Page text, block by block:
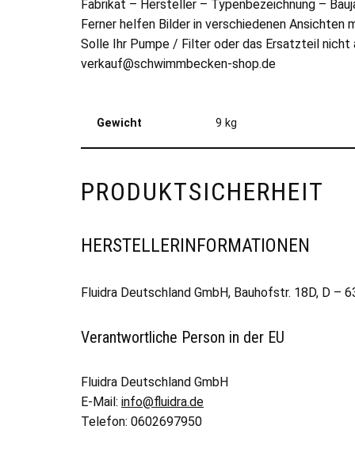
Fabrikat – Hersteller – Typenbezeichnung –
Ferner helfen Bilder in verschiedenen Ansichten
Solle Ihr Pumpe / Filter oder das Ersatzteil
verkauf@schwimmbecken-shop.de
Gewicht 9 kg
PRODUKTSICHERHEIT
HERSTELLERINFORMATIONEN
Fluidra Deutschland GmbH, Bauhofstr. 18D, D –
Verantwortliche Person in der EU
Fluidra Deutschland GmbH
E-Mail: info@fluidra.de
Telefon: 0602697950